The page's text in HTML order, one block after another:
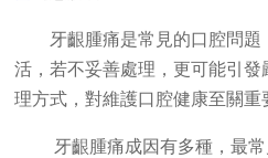
牙齦腫痛是常見的口腔問
活，若不妥善處理，更可能引
理方式，對維護口腔健康至關重
牙齦腫痛成因有多種，最